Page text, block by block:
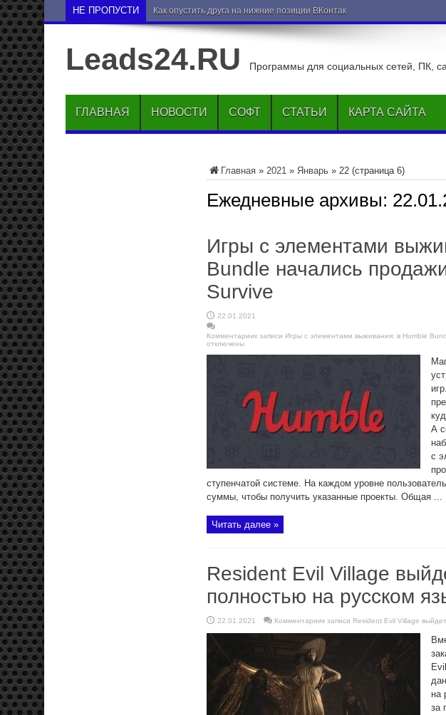
НЕ ПРОПУСТИ Как опустить друга на нижние позиции ВКонтакте
Leads24.RU Программы для социальных сетей, ПК,
ГЛАВНАЯ НОВОСТИ СОФТ СТАТЬИ КАРТА САЙТА
Главная » 2021 » Январь » 22 (страница 6)
Ежедневные архивы:
Игры с элементами
Bundle начались
Survive
22.01.2021
Комментариик записи Игры с элементами выживания: в Humble
отключены
А
с
ступенчатой системе. На каждом уровне
суммы, чтобы получить указанные проекты. Общая ...
Читать далее »
Resident Evil Village
полностью на русском
22.01.2021 Комментариик записи Resident Evil Village
на
за